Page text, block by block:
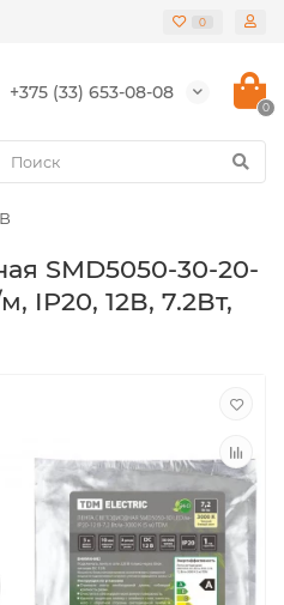
0
+375 (33) 653-08-08
0
SMD5050-30-20-
IP20, 12В, 7.2Вт,